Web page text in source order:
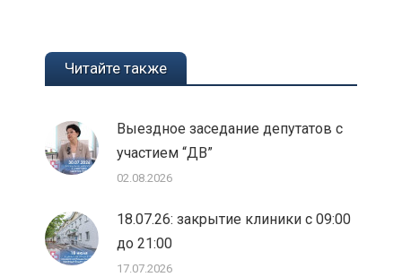
Читайте также
Выездное заседание депутатов с
участием “ДВ”
02.08.2026
18.07.26: закрытие клиники с 09:00
до 21:00
17.07.2026